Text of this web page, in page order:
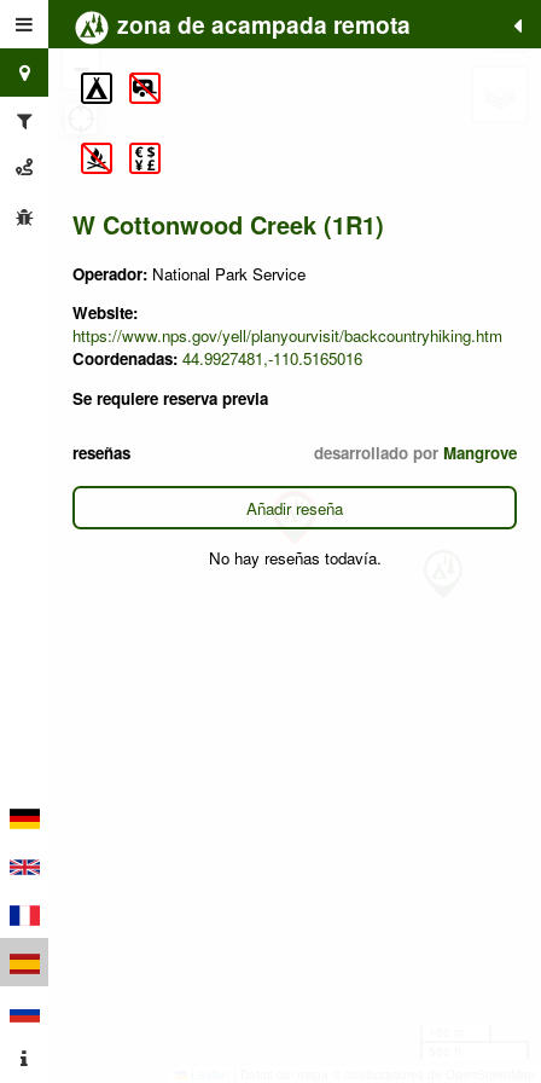
zona de acampada remota
W Cottonwood Creek (1R1)
Operador: National Park Service
Website:
https://www.nps.gov/yell/planyourvisit/backcountryhiking.htm
Coordenadas: 44.9927481,-110.5165016
Se requiere reserva previa
reseñas desarrollado por Mangrove
Añadir reseña
No hay reseñas todavía.
+
−